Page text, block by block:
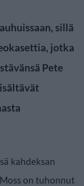
sillä
jotka
Pete
kahdeksan
on tuhonnut